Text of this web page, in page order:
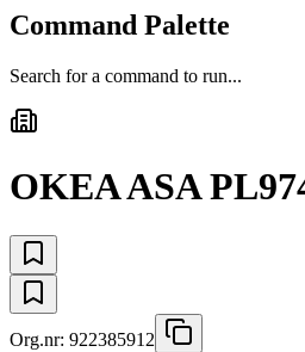
Command Palette
Search for a command to run...
OKEA ASA
Org.nr: 922385912